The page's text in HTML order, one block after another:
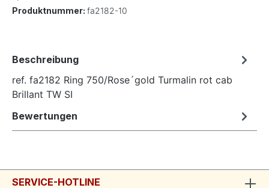
Produktnummer: fa2182-10
Beschreibung
ref. fa2182 Ring 750/Rose´gold Turmalin rot cab
Brillant TW SI
Bewertungen
SERVICE-HOTLINE